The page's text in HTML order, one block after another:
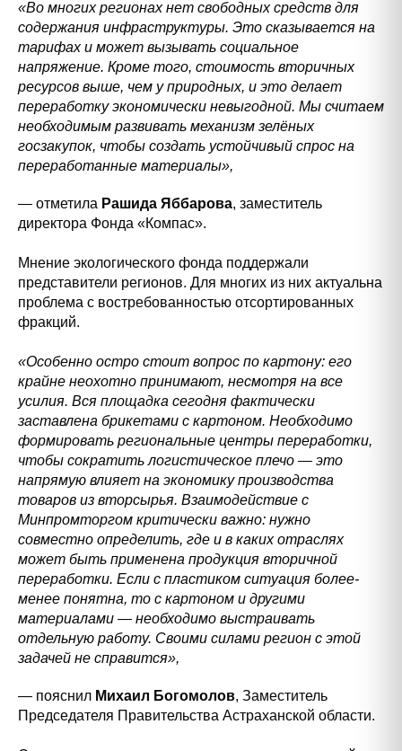
«Во многих регионах нет свободных средств для
содержания инфраструктуры. Это сказывается на
тарифах и может вызывать социальное
напряжение. Кроме того, стоимость вторичных
ресурсов выше, чем у природных, и это делает
переработку экономически невыгодной. Мы считаем
необходимым развивать механизм зелёных
госзакупок, чтобы создать устойчивый спрос на
переработанные материалы»,
— отметила Рашида Яббарова, заместитель
директора Фонда «Компас».
Мнение экологического фонда поддержали
представители регионов. Для многих из них актуальна
проблема с востребованностью отсортированных
фракций.
«Особенно остро стоит вопрос по картону: его
крайне неохотно принимают, несмотря на все
усилия. Вся площадка сегодня фактически
заставлена брикетами с картоном. Необходимо
формировать региональные центры переработки,
чтобы сократить логистическое плечо — это
напрямую влияет на экономику производства
товаров из вторсырья. Взаимодействие с
Минпромторгом критически важно: нужно
совместно определить, где и в каких отраслях
может быть применена продукция вторичной
переработки. Если с пластиком ситуация более-
менее понятна, то с картоном и другими
материалами — необходимо выстраивать
отдельную работу. Своими силами регион с этой
задачей не справится»,
— пояснил Михаил Богомолов, Заместитель
Председателя Правительства Астраханской области.